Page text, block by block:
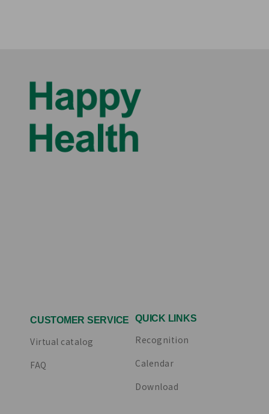
CUSTOMER SERVICE
Virtual catalog
FAQ
QUICK LINKS
Recognition
Calendar
Download